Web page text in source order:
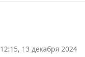
12:15, 13 декабря 2024